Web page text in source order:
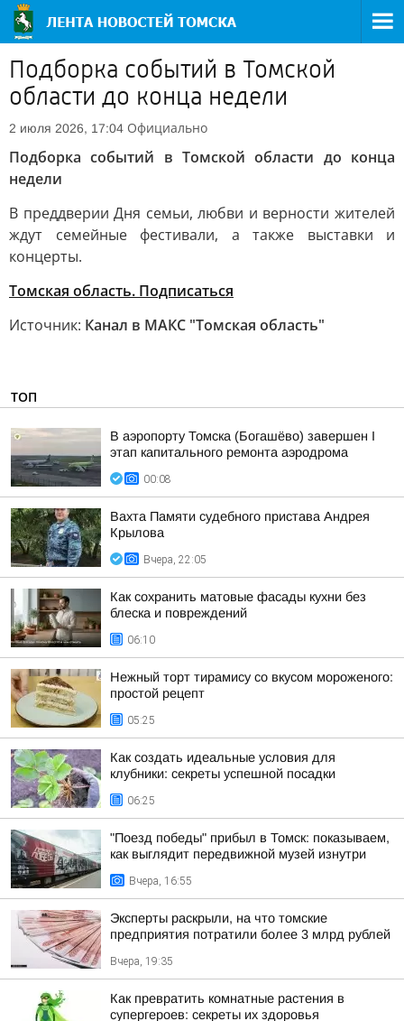
Подборка событий в Томской
области до конца недели
2 июля 2026, 17:04 Официально
Подборка событий в Томской области до конца
недели
В преддверии Дня семьи, любви и верности жителей
ждут семейные фестивали, а также выставки и
концерты.
Томская область. Подписаться
Источник: Канал в МАКС "Томская область"
ТОП
В аэропорту Томска (Богашёво) завершен I
этап капитального ремонта аэродрома
00:08
Вахта Памяти судебного пристава Андрея
Крылова
Вчера, 22:05
Как сохранить матовые фасады кухни без
блеска и повреждений
06:10
Нежный торт тирамису со вкусом мороженого:
простой рецепт
05:25
Как создать идеальные условия для
клубники: секреты успешной посадки
06:25
"Поезд победы" прибыл в Томск: показываем,
как выглядит передвижной музей изнутри
Вчера, 16:55
Эксперты раскрыли, на что томские
предприятия потратили более 3 млрд рублей
Вчера, 19:35
Как превратить комнатные растения в
супергероев: секреты их здоровья